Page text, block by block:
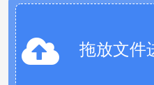
拖放文件